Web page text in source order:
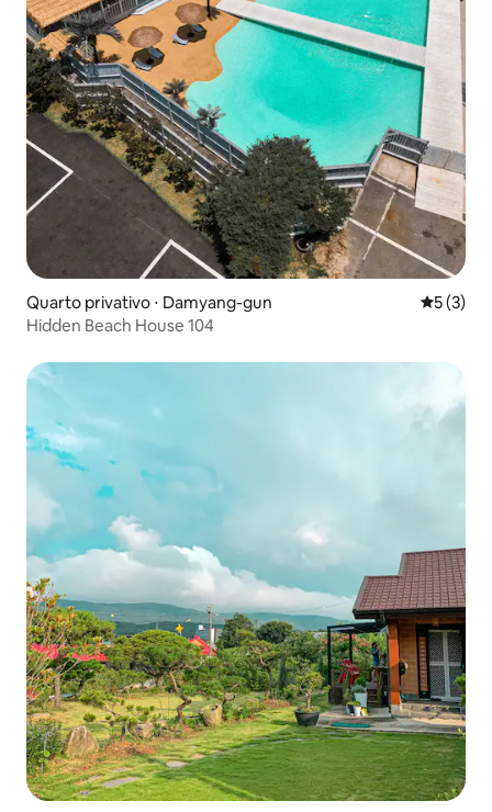
Quarto privativo ⋅ Damyang-gun 5 de
5 (3)
Hidden Beach House 104